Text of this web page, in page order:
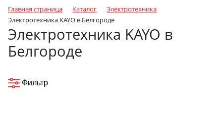
Главная страница Каталог
Электротехника
Электротехника KAYO в Белгороде
Электротехника KAYO в
Белгороде
Фильтр